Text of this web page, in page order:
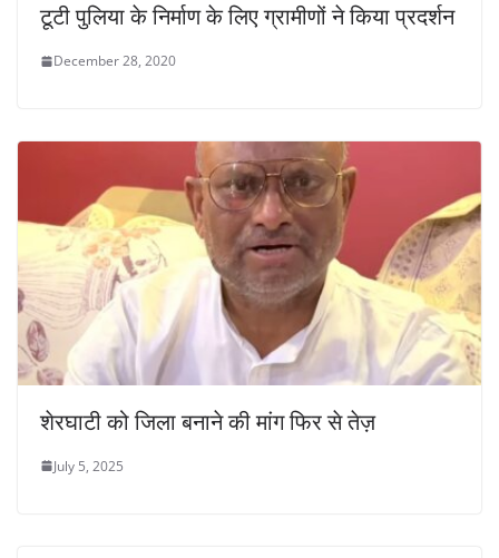
टूटी पुलिया के निर्माण के लिए ग्रामीणों ने किया प्रदर्शन
December 28, 2020
शेरघाटी को जिला बनाने की मांग फिर से तेज़
July 5, 2025